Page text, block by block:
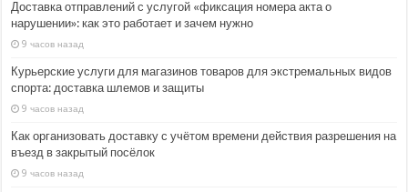
Доставка отправлений с услугой «фиксация номера акта о
нарушении»: как это работает и зачем нужно
9 часов назад
Курьерские услуги для магазинов товаров для экстремальных видов
спорта: доставка шлемов и защиты
9 часов назад
Как организовать доставку с учётом времени действия разрешения на
въезд в закрытый посёлок
9 часов назад